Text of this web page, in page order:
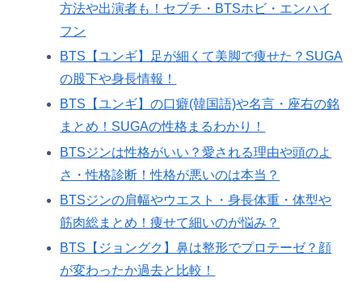
方法や出演者も！セブチ・BTSホビ・エンハイ
フン
BTS【ユンギ】足が細くて美脚で痩せた？SUGA
の股下や身長情報！
BTS【ユンギ】の口癖(韓国語)や名言・座右の銘
まとめ！SUGAの性格まるわかり！
BTSジンは性格がいい？愛される理由や頭のよ
さ・性格診断！性格が悪いのは本当？
BTSジンの肩幅やウエスト・身長体重・体型や
筋肉総まとめ！痩せて細いのが悩み？
BTS【ジョングク】鼻は整形でプロテーゼ？顔
が変わったか過去と比較！